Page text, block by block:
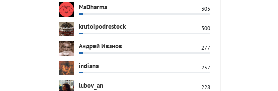
MaDharma 305
krutoipodrostock 300
Андрей Иванов 277
indiana 257
lubov_an 228